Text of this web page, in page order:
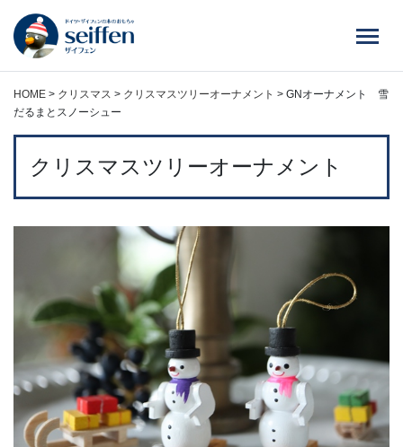
ン
HOME > クリスマス > クリスマスツリーオーナメント > GNオーナメント 雪
だるまとスノーシュー
クリスマスツリーオーナメント